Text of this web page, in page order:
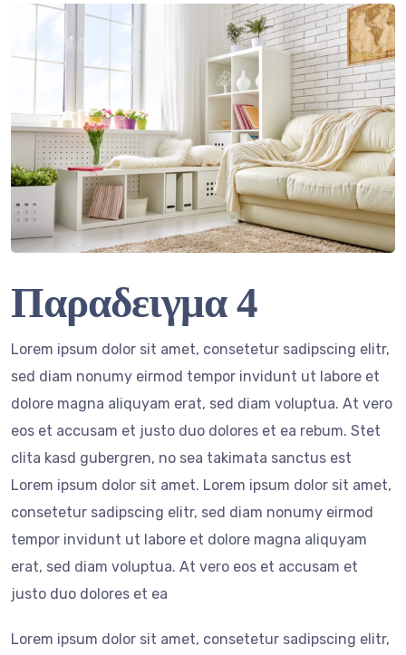
Παραδειγμα 4
Lorem ipsum dolor sit amet, consetetur sadipscing elitr,
sed diam nonumy eirmod tempor invidunt ut labore et
dolore magna aliquyam erat, sed diam voluptua. At vero
eos et accusam et justo duo dolores et ea rebum. Stet
clita kasd gubergren, no sea takimata sanctus est
Lorem ipsum dolor sit amet. Lorem ipsum dolor sit amet,
consetetur sadipscing elitr, sed diam nonumy eirmod
tempor invidunt ut labore et dolore magna aliquyam
erat, sed diam voluptua. At vero eos et accusam et
justo duo dolores et ea
Lorem ipsum dolor sit amet, consetetur sadipscing elitr,